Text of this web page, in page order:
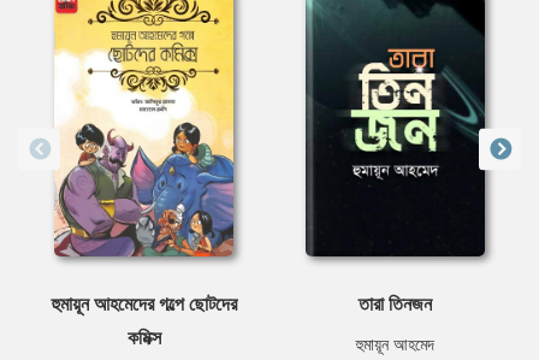
হুমায়ূন আহমেদের গল্পে ছোটদের
কমিক্স
তারা তিনজন
হুমায়ূন আহমেদ